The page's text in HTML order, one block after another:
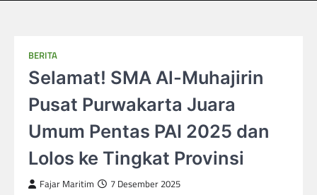
BERITA
Selamat! SMA Al-Muhajirin
Pusat Purwakarta Juara
Umum Pentas PAI 2025 dan
Lolos ke Tingkat Provinsi
Fajar Maritim 7 Desember 2025